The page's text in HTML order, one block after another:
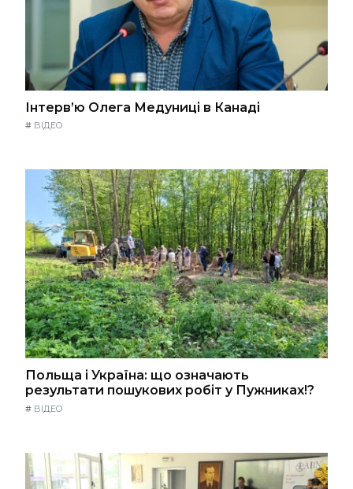
Інтерв’ю Олега Медуниці в Канаді
# ВІДЕО
Польща і Україна: що означають
результати пошукових робіт у Пужниках!?
# ВІДЕО